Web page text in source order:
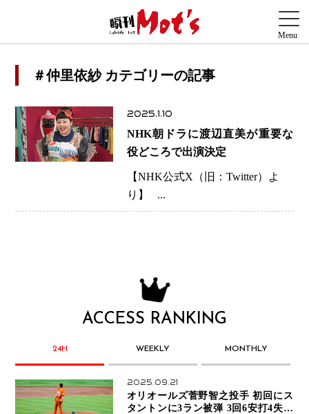
＃仲里依紗 カテゴリーの記事
2025.1.10
NHK朝ドラに渡辺直美が重要な
役どころで出演決定
【NHK公式X（旧：Twitter）よ
り】 ...
ACCESS RANKING
24H WEEKLY MONTHLY
2025.09.21
オリオールズ菅野智之投手 初回にス
タントンに3ラン被弾 3回6安打4失点